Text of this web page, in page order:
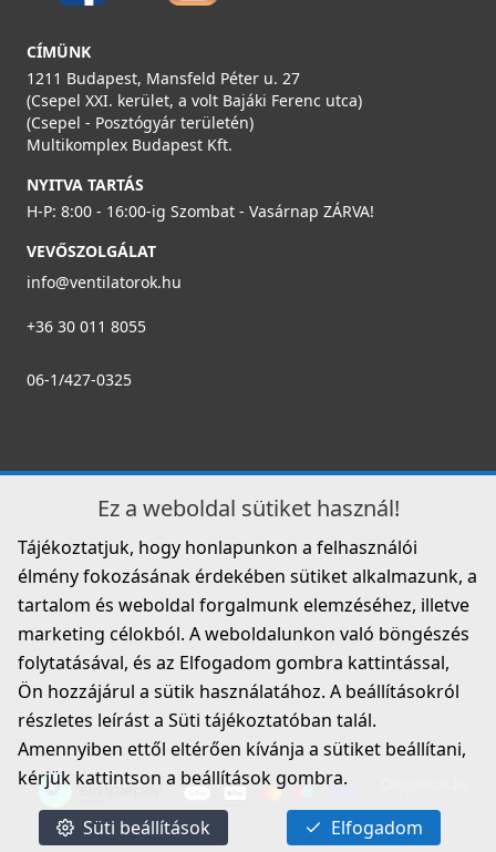
CÍMÜNK
1211 Budapest, Mansfeld Péter u. 27
(Csepel XXI. kerület, a volt Bajáki Ferenc utca)
(Csepel - Posztógyár területén)
Multikomplex Budapest Kft.
NYITVA TARTÁS
H-P: 8:00 - 16:00-ig Szombat - Vasárnap ZÁRVA!
VEVŐSZOLGÁLAT
info@ventilatorok.hu
+36 30 011 8055
06-1/427-0325
Ez a weboldal sütiket használ!
Tájékoztatjuk, hogy honlapunkon a felhasználói
élmény fokozásának érdekében sütiket alkalmazunk, a
tartalom és weboldal forgalmunk elemzéséhez, illetve
marketing célokból. A weboldalunkon való böngészés
folytatásával, és az Elfogadom gombra kattintással,
Ön hozzájárul a sütik használatához. A beállításokról
részletes leírást a Süti tájékoztatóban talál.
Amennyiben ettől eltérően kívánja a sütiket beállítani,
kérjük kattintson a beállítások gombra.
Süti beállítások Elfogadom